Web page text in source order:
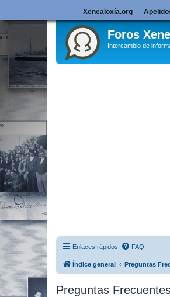
Foros
Intercambio de
Enlaces rápidos FAQ
Índice general Preguntas
Preguntas
Xenealoxía.org